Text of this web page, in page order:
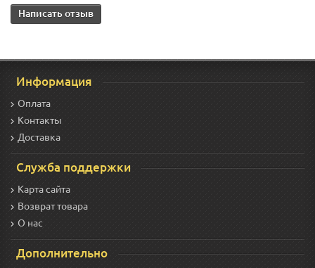
Написать отзыв
Информация
Оплата
Контакты
Доставка
Служба поддержки
Карта сайта
Возврат товара
О нас
Дополнительно